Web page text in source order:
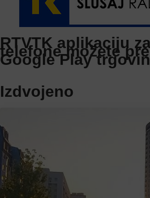
RTVTK aplikaciju
telefone možete
Google Play
Izdvojeno